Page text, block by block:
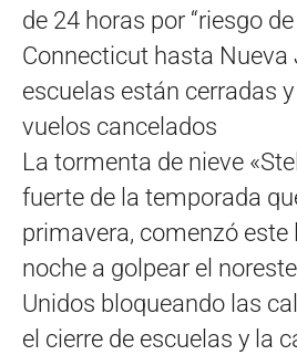
de 24 horas por “riesgo
Connecticut hasta Nueva
escuelas están cerradas
vuelos cancelados
La tormenta de nieve
fuerte de la temporada
primavera, comenzó este
noche a golpear el
Unidos bloqueando las
el cierre de escuelas y la